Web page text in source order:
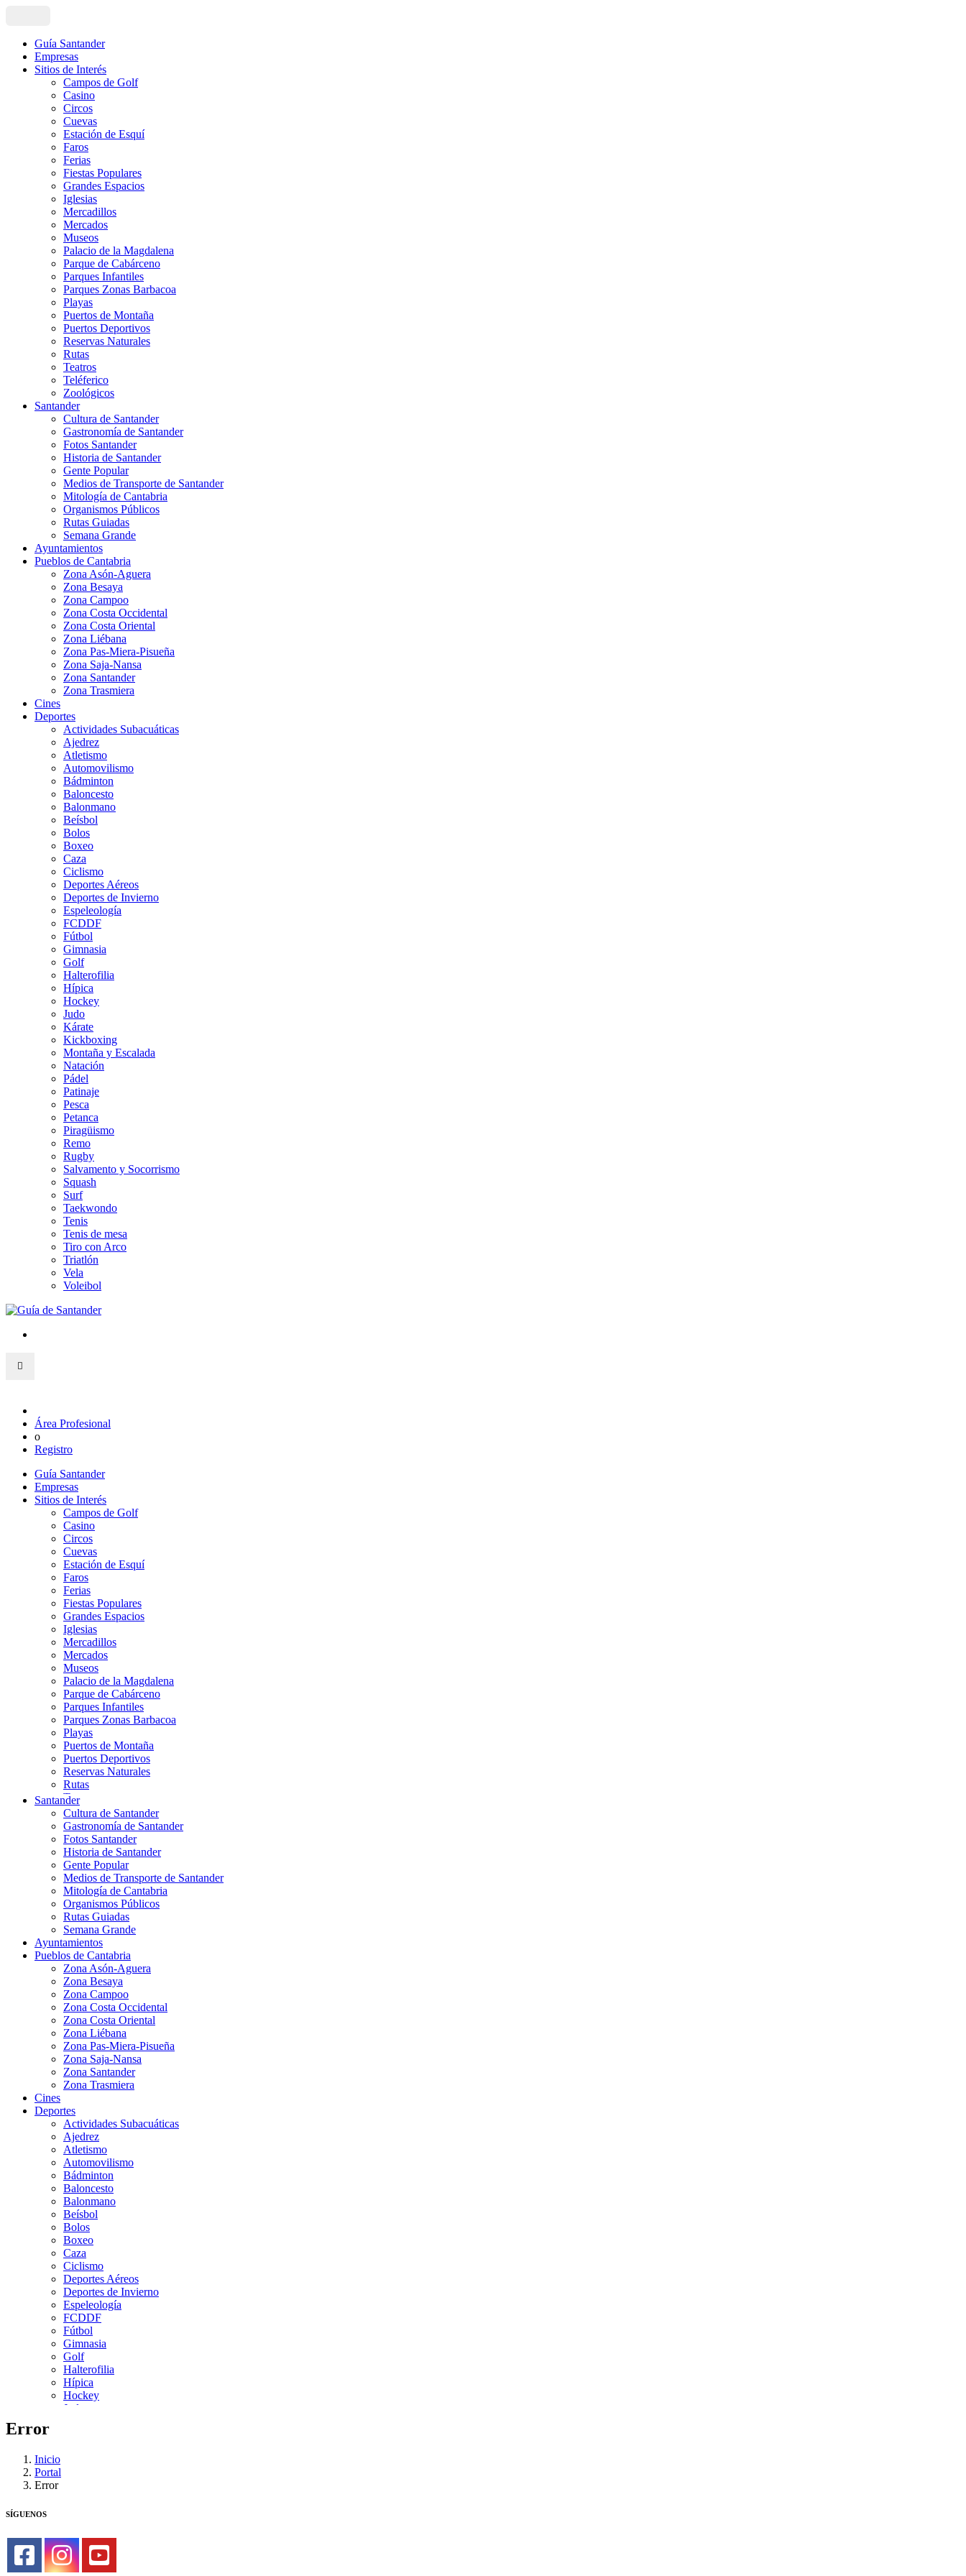
Guía Santander
Empresas
Sitios de Interés
Campos de Golf
Casino
Circos
Cuevas
Estación de Esquí
Faros
Ferias
Fiestas Populares
Grandes Espacios
Iglesias
Mercadillos
Mercados
Museos
Palacio de la Magdalena
Parque de Cabárceno
Parques Infantiles
Parques Zonas Barbacoa
Playas
Puertos de Montaña
Puertos Deportivos
Reservas Naturales
Rutas
Teatros
Teléferico
Zoológicos
Santander
Cultura de Santander
Gastronomía de Santander
Fotos Santander
Historia de Santander
Gente Popular
Medios de Transporte de Santander
Mitología de Cantabria
Organismos Públicos
Rutas Guiadas
Semana Grande
Ayuntamientos
Pueblos de Cantabria
Zona Asón-Aguera
Zona Besaya
Zona Campoo
Zona Costa Occidental
Zona Costa Oriental
Zona Liébana
Zona Pas-Miera-Pisueña
Zona Saja-Nansa
Zona Santander
Zona Trasmiera
Cines
Deportes
Actividades Subacuáticas
Ajedrez
Atletismo
Automovilismo
Bádminton
Baloncesto
Balonmano
Beísbol
Bolos
Boxeo
Caza
Ciclismo
Deportes Aéreos
Deportes de Invierno
Espeleología
FCDDF
Fútbol
Gimnasia
Golf
Halterofilia
Hípica
Hockey
Judo
Kárate
Kickboxing
Montaña y Escalada
Natación
Pádel
Patinaje
Pesca
Petanca
Piragüismo
Remo
Rugby
Salvamento y Socorrismo
Squash
Surf
Taekwondo
Tenis
Tenis de mesa
Tiro con Arco
Triatlón
Vela
Voleibol
Área Profesional
o
Registro
Guía Santander
Empresas
Sitios de Interés
Campos de Golf
Casino
Circos
Cuevas
Estación de Esquí
Faros
Ferias
Fiestas Populares
Grandes Espacios
Iglesias
Mercadillos
Mercados
Museos
Palacio de la Magdalena
Parque de Cabárceno
Parques Infantiles
Parques Zonas Barbacoa
Playas
Puertos de Montaña
Puertos Deportivos
Reservas Naturales
Rutas
Teatros
Teléferico
Zoológicos
Santander
Cultura de Santander
Gastronomía de Santander
Fotos Santander
Historia de Santander
Gente Popular
Medios de Transporte de Santander
Mitología de Cantabria
Organismos Públicos
Rutas Guiadas
Semana Grande
Ayuntamientos
Pueblos de Cantabria
Zona Asón-Aguera
Zona Besaya
Zona Campoo
Zona Costa Occidental
Zona Costa Oriental
Zona Liébana
Zona Pas-Miera-Pisueña
Zona Saja-Nansa
Zona Santander
Zona Trasmiera
Cines
Deportes
Actividades Subacuáticas
Ajedrez
Atletismo
Automovilismo
Bádminton
Baloncesto
Balonmano
Beísbol
Bolos
Boxeo
Caza
Ciclismo
Deportes Aéreos
Deportes de Invierno
Espeleología
FCDDF
Fútbol
Gimnasia
Golf
Halterofilia
Hípica
Hockey
Judo
Remo
Rugby
Salvamento y Socorrismo
Error
Inicio
Portal
Error
SÍGUENOS